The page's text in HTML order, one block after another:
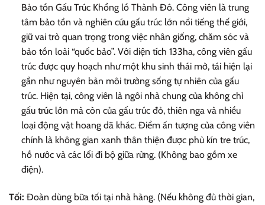
Bảo tồn Gấu Trúc Khổng lồ Thành Đô. Công viên là trung
tâm bảo tồn và nghiên cứu gấu trúc lớn nổi tiếng thế giới,
giữ vai trò quan trọng trong việc nhân giống, chăm sóc và
bảo tồn loài “quốc bảo”. Với diện tích 133ha, công viên gấu
trúc được quy hoạch như một khu sinh thái mở, tái hiện lại
gần như nguyên bản môi trường sống tự nhiên của gấu
trúc. Hiện tại, công viên là ngôi nhà chung của không chỉ
gấu trúc lớn mà còn của gấu trúc đỏ, thiên nga và nhiều
loại động vật hoang dã khác. Điểm ấn tượng của công viên
chính là không gian xanh thân thiện được phủ kín tre trúc,
hồ nước và các lối đi bộ giữa rừng. (Không bao gồm xe
điện).
Tối: Đoàn dùng bữa tối tại nhà hàng. (Nếu không đủ thời gian,